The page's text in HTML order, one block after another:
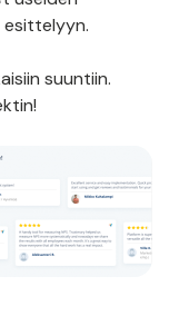
esittelyyn.
suuntiin.